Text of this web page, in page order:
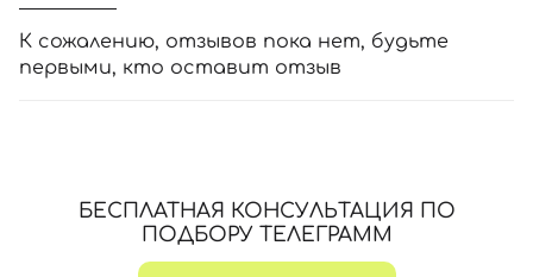
К сожалению, отзывов пока нет, будьте
первыми, кто оставит отзыв
БЕСПЛАТНАЯ КОНСУЛЬТАЦИЯ ПО
ПОДБОРУ ТЕЛЕГРАММ